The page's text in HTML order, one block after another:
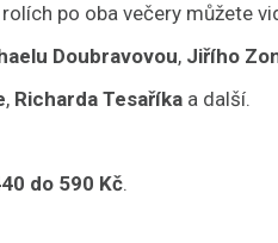
rolích po oba večery můžete
Doubravovou, Jiřího
, Richarda Tesaříka a další.
do 590 Kč.